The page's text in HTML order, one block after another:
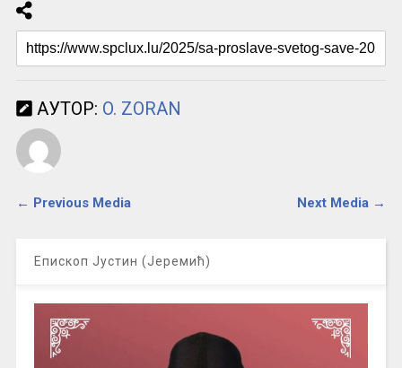
АУТОР: O. ZORAN
← Previous Media Next Media →
Епископ Јустин (Јеремић)